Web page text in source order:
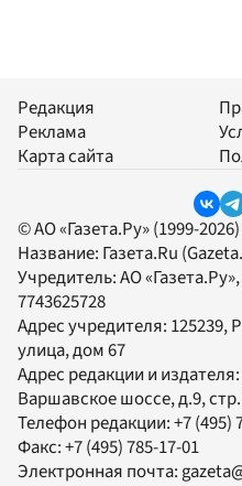
Редакция
Реклама
Карта сайта
© АО «Газета.Ру» (1999-
Название: Газета.Ru
Учредитель:АО «Газета.Ру»
7743625728
Адрес учредителя: 125239,
улица, дом 67
Адрес редакции и издателя:
Варшавское шоссе, д.9,
Телефон редакции:+7 (495)
Факс:+7 (495) 785-17-01
Электронная почта: